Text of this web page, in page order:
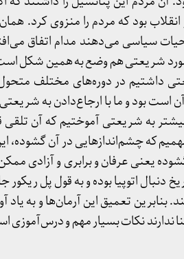
انقلاب بود که مردم را منزوی کرد.
سیاسی می‌دهند مدام اتفاق
است بود و ما با ارجاع‌دادن به
به شریعتی آموختیم که آن
که چشم‌اندازهایی در آن گشوده،
یعنی عرفان و برابری و آزادی ممکن
دنبال اتوپیا بوده و به قول پل
بنابرین تعمیق این آرمان‌ها و به یاد
ندارند نکات بسیار مهم و درس‌آموزی